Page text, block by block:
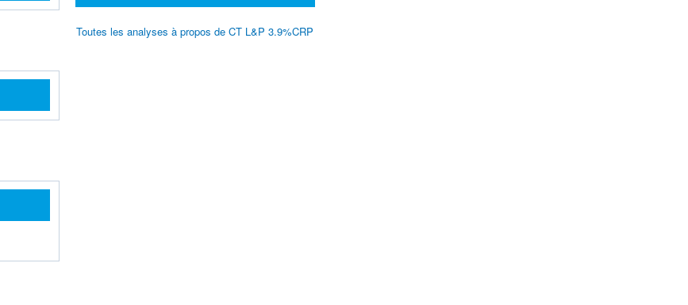
Toutes les analyses à propos de CT L&P 3.9%CRP